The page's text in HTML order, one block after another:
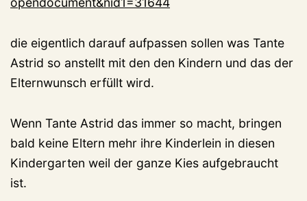
die eigentlich darauf aufpassen sollen was Tante
Astrid so anstellt mit den den Kindern und das der
Elternwunsch erfüllt wird.
Wenn Tante Astrid das immer so macht, bringen
bald keine Eltern mehr ihre Kinderlein in diesen
Kindergarten weil der ganze Kies aufgebraucht
ist.